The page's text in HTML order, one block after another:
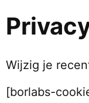
Wijzig je
[borlabs-